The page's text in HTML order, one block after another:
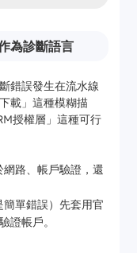
為診斷語言
錯誤發生在流水線
載」這種模糊描
授權層」這種可行
路、帳戶驗證，還
單錯誤）先套用官
證帳戶。